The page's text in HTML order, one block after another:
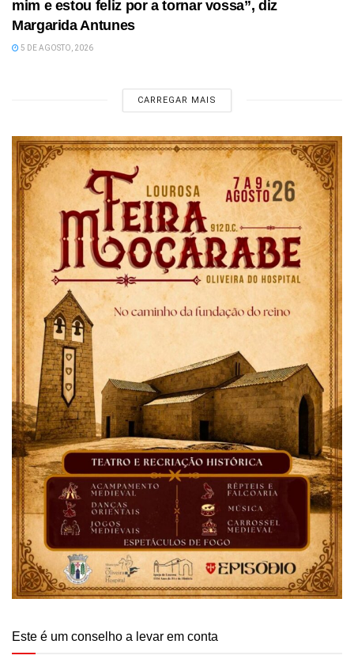
mim e estou feliz por a tornar vossa”, diz
Margarida Antunes
5 DE AGOSTO, 2026
CARREGAR MAIS
Este é um conselho a levar em conta